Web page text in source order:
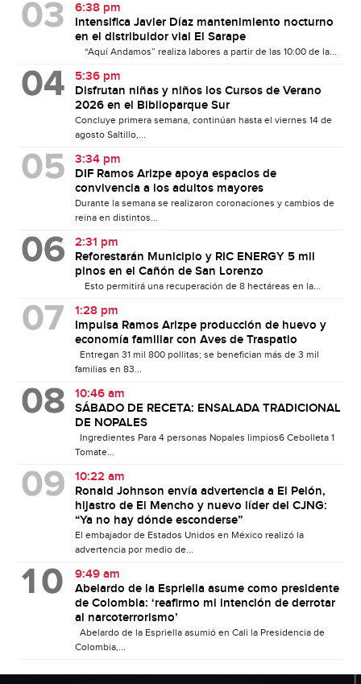
6:38 pm
Intensifica Javier Díaz mantenimiento nocturno
en el distribuidor vial El Sarape
“Aquí Andamos” realiza labores a partir de las 10:00 de la...
5:36 pm
Disfrutan niñas y niños los Cursos de Verano
2026 en el Biblioparque Sur
Concluye primera semana, continúan hasta el viernes 14 de
agosto Saltillo,...
3:34 pm
DIF Ramos Arizpe apoya espacios de
convivencia a los adultos mayores
Durante la semana se realizaron coronaciones y cambios de
reina en distintos...
2:31 pm
Reforestarán Municipio y RIC ENERGY 5 mil
pinos en el Cañón de San Lorenzo
Esto permitirá una recuperación de 8 hectáreas en la...
1:28 pm
Impulsa Ramos Arizpe producción de huevo y
economía familiar con Aves de Traspatio
Entregan 31 mil 800 pollitas; se benefician más de 3 mil
familias en 83...
10:46 am
SÁBADO DE RECETA: ENSALADA TRADICIONAL
DE NOPALES
Ingredientes Para 4 personas Nopales limpios6 Cebolleta 1
Tomate...
10:22 am
Ronald Johnson envía advertencia a El Pelón,
hijastro de El Mencho y nuevo líder del CJNG:
“Ya no hay dónde esconderse”
El embajador de Estados Unidos en México realizó la
advertencia por medio de...
9:49 am
Abelardo de la Espriella asume como presidente
de Colombia: ‘reafirmo mi intención de derrotar
al narcoterrorismo’
Abelardo de la Espriella asumió en Cali la Presidencia de
Colombia,...